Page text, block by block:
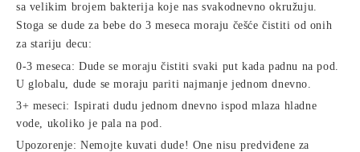
sa velikim brojem bakterija koje nas svakodnevno okružuju.
Stoga se dude za bebe do 3 meseca moraju češće čistiti od onih
za stariju decu:
0-3 meseca: Dude se moraju čistiti svaki put kada padnu na pod.
U globalu, dude se moraju pariti najmanje jednom dnevno.
3+ meseci: Ispirati dudu jednom dnevno ispod mlaza hladne
vode, ukoliko je pala na pod.
Upozorenje: Nemojte kuvati dude! One nisu predviđene za